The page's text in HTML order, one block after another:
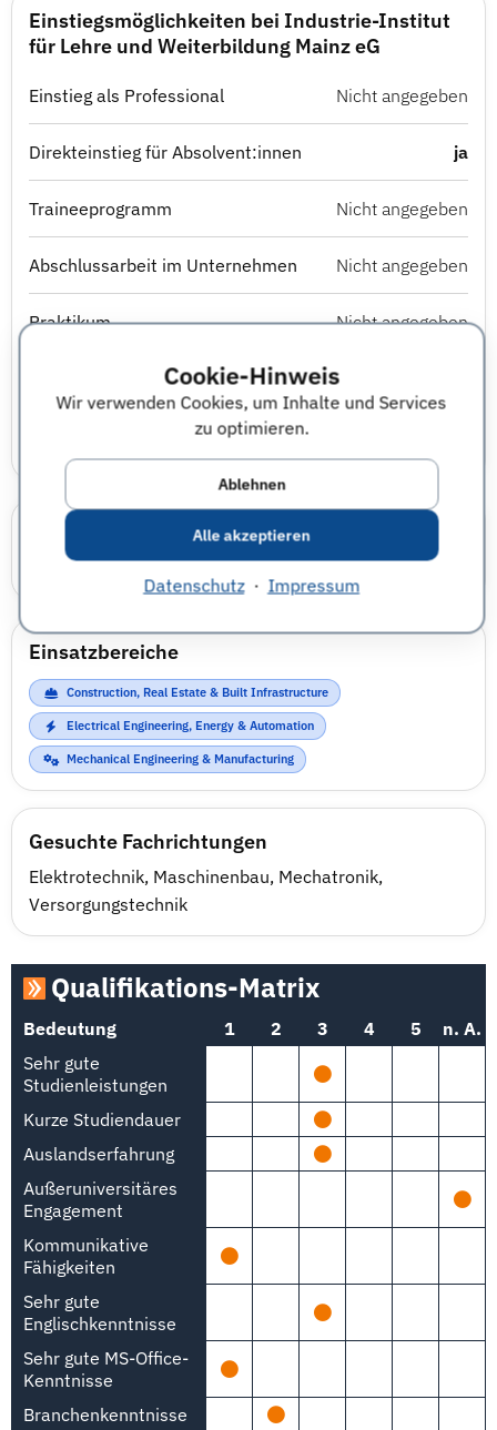
Cookie-Hinweis
Wir verwenden Cookies, um Inhalte und Services
zu optimieren.
Ablehnen
Alle akzeptieren
Datenschutz· Impressum
Einstiegsmöglichkeiten bei Industrie-Institut
für Lehre und Weiterbildung Mainz eG
Einstieg als Professional Nicht angegeben
Direkteinstieg für Absolvent:innen ja
Traineeprogramm Nicht angegeben
Abschlussarbeit im Unternehmen Nicht angegeben
Praktikum Nicht angegeben
Berufsausbildung Nicht angegeben
Einsatzbereiche
Construction, Real Estate & Built Infrastructure
Electrical Engineering, Energy & Automation
Mechanical Engineering & Manufacturing
Gesuchte Fachrichtungen
Elektrotechnik, Maschinenbau, Mechatronik,
Versorgungstechnik
Qualifikations-Matrix
Bedeutung 1 2 3 4 5
n. A.
Sehr gute
Studienleistungen
Kurze Studiendauer
Auslandserfahrung
Außeruniversitäres
Engagement
Kommunikative
Fähigkeiten
Sehr gute
Englischkenntnisse
Sehr gute MS-Office-
Kenntnisse
Branchenkenntnisse